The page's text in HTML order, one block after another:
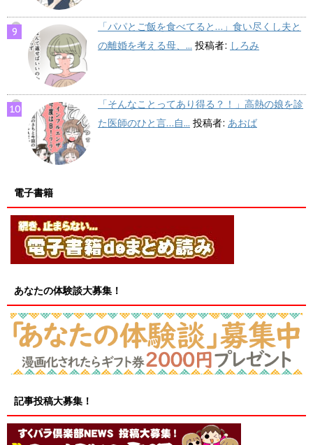
「パパとご飯を食べてると…」食い尽くし夫と
の離婚を考える母、... 投稿者: しろみ
「そんなことってあり得る？！」高熱の娘を診
た医師のひと言…自... 投稿者: あおば
電子書籍
あなたの体験談大募集！
記事投稿大募集！